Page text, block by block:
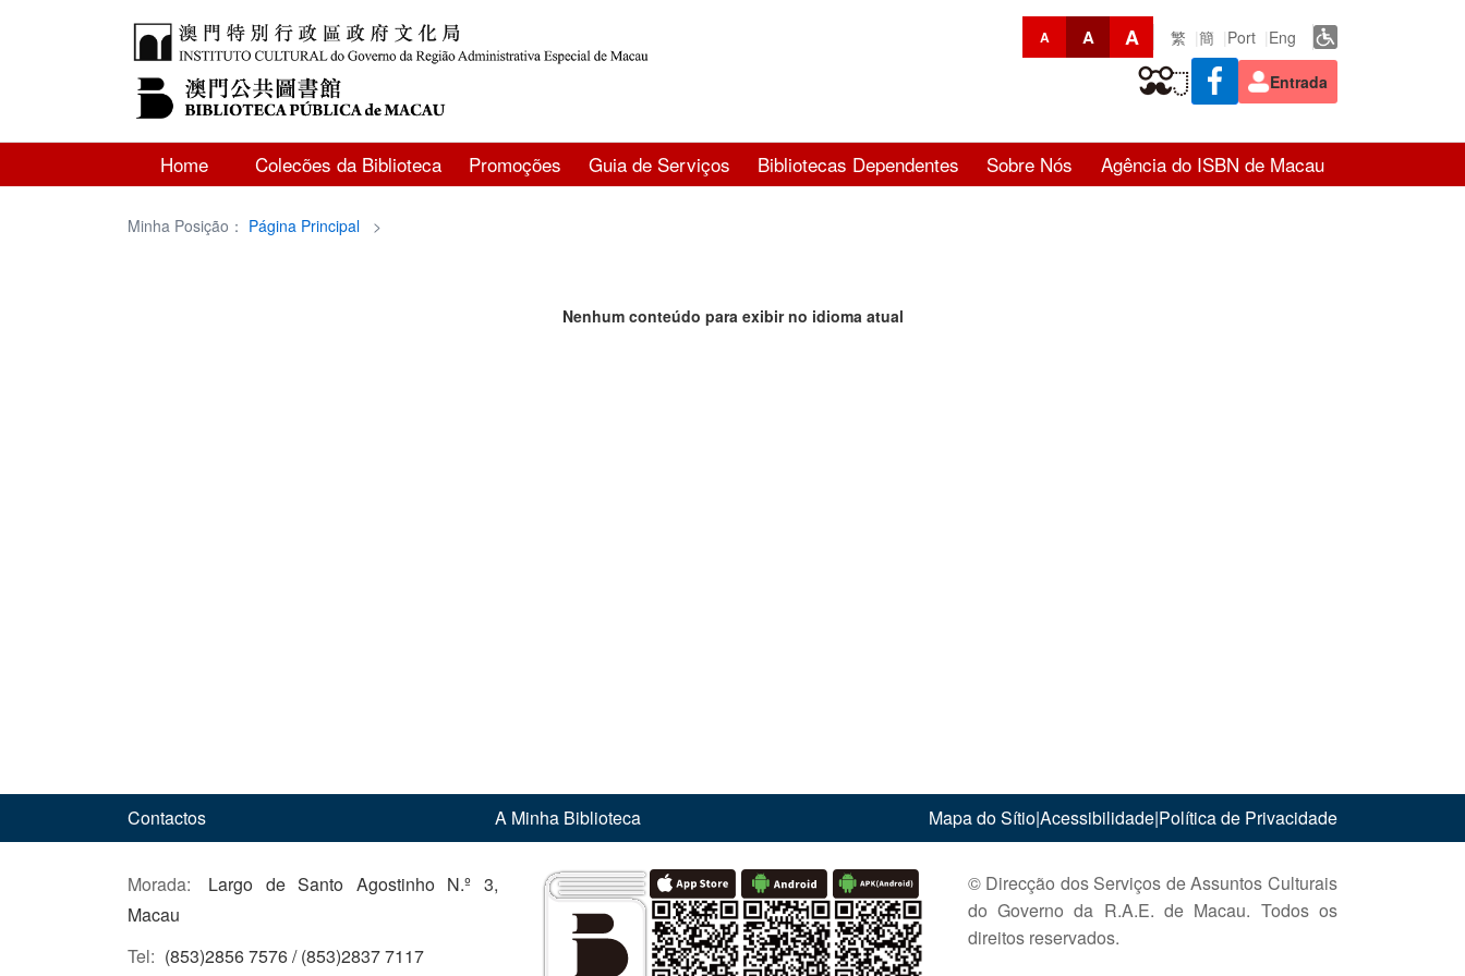
A A A 繁 簡 Port Eng
Entrada
Home Colecões da Biblioteca Promoções Guia de Serviços Bibliotecas Dependentes Sobre Nós Agência do ISBN de Macau
Minha Posição： Página Principal >
Nenhum conteúdo para exibir no idioma atual
Contactos A Minha Biblioteca Mapa do Sítio|Acessibilidade|Política de Privacidade
Morada:
Largo de Santo Agostinho N.º 3,
Macau
Tel: (853)2856 7576 / (853)2837 7117
© Direcção dos Serviços de Assuntos Culturais
do Governo da R.A.E. de Macau. Todos os
direitos reservados.